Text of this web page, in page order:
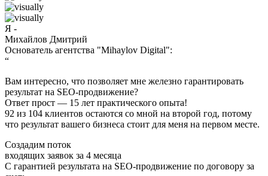
Я -
Михайлов Дмитрий
Основатель агентства "Mihaylov Digital":
“
Вам интересно, что позволяет мне железно гарантировать
результат на SEO-продвижение?
Ответ прост — 15 лет практического опыта!
92 из 104 клиентов остаются со мной на второй год, потому
что результат вашего бизнеса стоит для меня на первом месте.
Создадим поток
входящих заявок за 4 месяца
С гарантией результата на SEO-продвижение по договору за